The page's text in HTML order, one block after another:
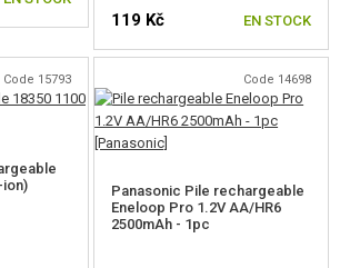
119 Kč EN STOCK
Code 15793
ion)
Code 14698
Panasonic Pile rechargeable
Eneloop Pro 1.2V AA/HR6
2500mAh - 1pc